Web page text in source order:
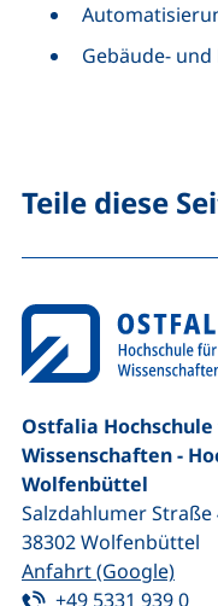
Gebäude-
Teile diese
Ostfalia
Wissenschaften -
Wolfenbüttel
Salzdahlumer Straße
38302Wolfenbüttel
Anfahrt (Google)
Tel:
+49 5331 939 0